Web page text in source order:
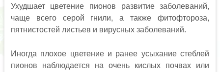
Ухудшает цветение пионов развитие заболеваний,
чаще всего серой гнили, а также фитофтороза,
пятнистостей листьев и вирусных заболеваний.
Иногда плохое цветение и ранее усыхание стеблей
пионов наблюдается на очень кислых почвах или